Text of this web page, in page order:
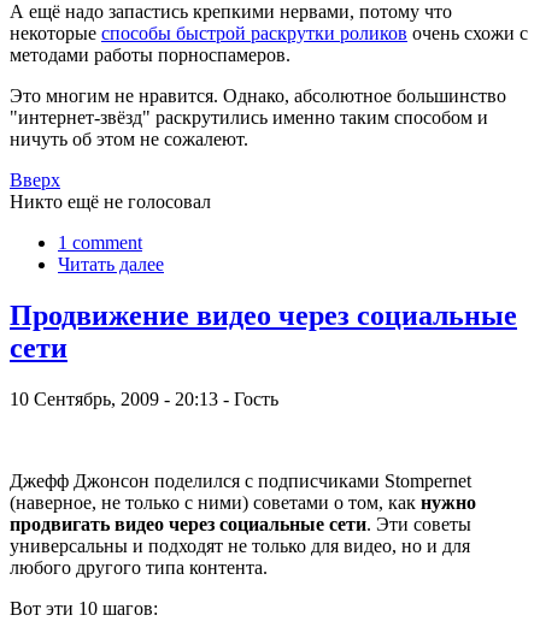
А ещё надо запастись крепкими нервами, потому что
некоторые способы быстрой раскрутки роликов очень схожи с
методами работы порноспамеров.
Это многим не нравится. Однако, абсолютное большинство
"интернет-звёзд" раскрутились именно таким способом и
ничуть об этом не сожалеют.
Вверх
Никто ещё не голосовал
1 comment
Читать далее
Продвижение видео через социальные
сети
10 Сентябрь, 2009 - 20:13 - Гость
Джефф Джонсон поделился с подписчиками Stompernet
(наверное, не только с ними) советами о том, как нужно
продвигать видео через социальные сети. Эти советы
универсальны и подходят не только для видео, но и для
любого другого типа контента.
Вот эти 10 шагов: